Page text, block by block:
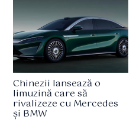
Chinezii lansează o
limuzină care să
rivalizeze cu Mercedes
și BMW